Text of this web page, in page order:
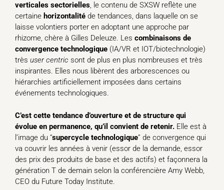
verticales sectorielles, le contenu de SXSW reflète une
certaine horizontalité de tendances, dans laquelle on se
laisse volontiers porter en adoptant une approche par
rhizome, chère à Gilles Deleuze. Les combinaisons de
convergence technologique (IA/VR et IOT/biotechnologie)
très user centric sont de plus en plus nombreuses et très
inspirantes. Elles nous libèrent des arborescences ou
hiérarchies artificiellement imposées dans certains
événements technologiques.
C’est cette tendance d’ouverture et de structure qui
évolue en permanence, qu’il convient de retenir. Elle est à
l’image du “supercycle technologique” de convergence qui
va couvrir les années à venir (essor de la demande, essor
des prix des produits de base et des actifs) et façonnera la
génération T de demain selon la conférencière Amy Webb,
CEO du Future Today Institute.